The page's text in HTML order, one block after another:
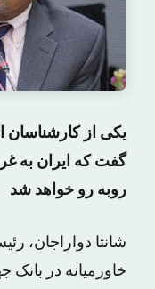
یکی از کارشناسان
روبه رو خواهد شد
شانتا دواراجان،
خاورمیانه در بانک